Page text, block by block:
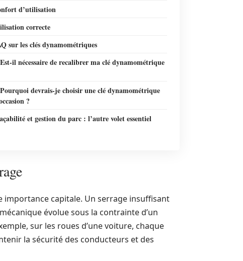
d’utilisation
correcte
sur les clés dynamométriques
il nécessaire de recalibrer ma clé dynamométrique
devrais-je choisir une clé dynamométrique
?
et gestion du parc : l’autre volet essentiel
importance capitale. Un serrage insuffisant
évolue sous la contrainte d’un
sur les roues d’une voiture, chaque
la sécurité des conducteurs et des